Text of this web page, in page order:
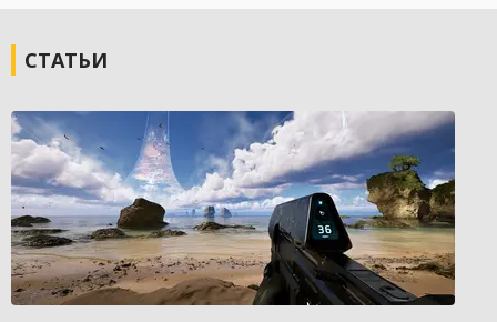
СТАТЬИ